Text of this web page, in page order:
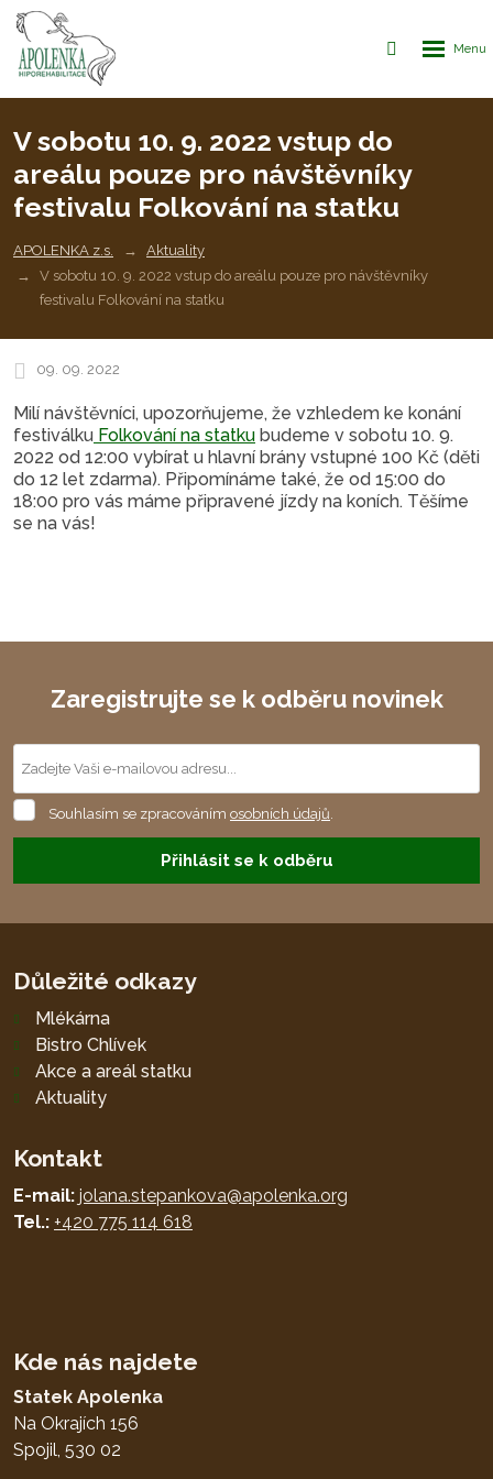
Vyhledávání
V sobotu 10. 9. 2022 vstup do
areálu pouze pro návštěvníky
festivalu Folkování na statku
APOLENKA z.s.
Aktuality
V sobotu 10. 9. 2022 vstup do areálu pouze pro návštěvníky
festivalu Folkování na statku
09. 09. 2022
Milí návštěvníci, upozorňujeme, že vzhledem ke konání
festiválku Folkování na statku budeme v sobotu 10. 9.
2022 od 12:00 vybírat u hlavní brány vstupné 100 Kč (děti
do 12 let zdarma). Připomínáme také, že od 15:00 do
18:00 pro vás máme připravené jízdy na koních. Těšíme
se na vás!
Zaregistrujte se k odběru novinek
Souhlasím
údajů.
Souhlasím se zpracováním osobních údajů.
Přihlásit se k odběru
nepodařilo
Důležité odkazy
Mlékárna
Bistro Chlívek
Akce a areál statku
Aktuality
Kontakt
E-mail: jolana.stepankova@apolenka.org
Tel.: +420 775 114 618
Kde nás najdete
Statek Apolenka
Na Okrajích 156
Spojil, 530 02